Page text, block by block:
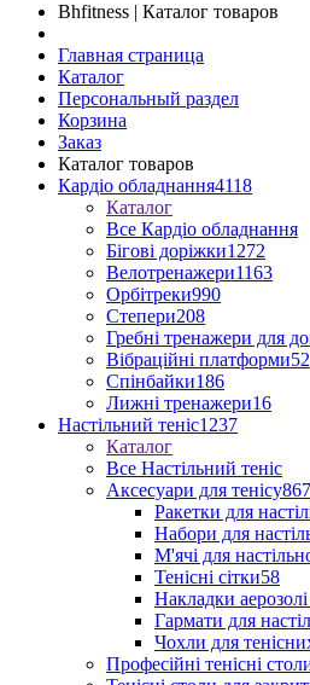
Bhfitness | Каталог товаров
Главная страница
Каталог
Персональный раздел
Корзина
Заказ
Каталог товаров
Кардіо обладнання4118
Каталог
Все Кардіо обладнання
Бігові доріжки1272
Велотренажери1163
Орбітреки990
Степери208
Гребні тренажери для
Вібраційні платформи52
Спінбайки186
Лижні тренажери16
Настільний теніс1237
Каталог
Все Настільний теніс
Аксесуари для тенісу867
Ракетки для
Набори для
М'ячі для
Тенісні сітки58
Накладки
Гармати для
Чохли для
Професійні тенісні